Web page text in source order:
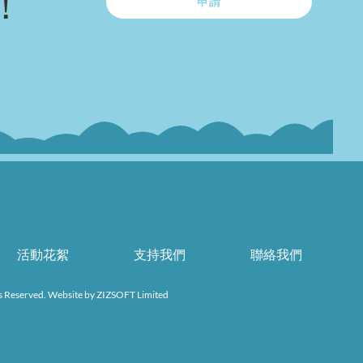
活動花絮 支持我們 聯絡我們
Website byZIZSOFT Limited